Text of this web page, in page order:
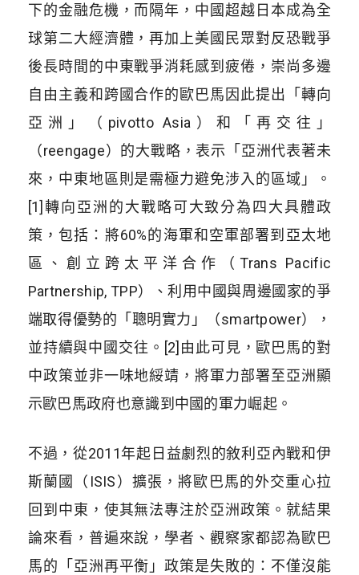
下的金融危機，而隔年，中國超越日本成為全
球第二大經濟體，再加上美國民眾對反恐戰爭
後長時間的中東戰爭消耗感到疲倦，崇尚多邊
自由主義和跨國合作的歐巴馬因此提出「轉向
亞洲」（pivotto Asia）和「再交往」
（reengage）的大戰略，表示「亞洲代表著未
來，中東地區則是需極力避免涉入的區域」。
[1]轉向亞洲的大戰略可大致分為四大具體政
策，包括：將60%的海軍和空軍部署到亞太地
區、創立跨太平洋合作（Trans Pacific
Partnership, TPP）、利用中國與周邊國家的爭
端取得優勢的「聰明實力」（smartpower），
並持續與中國交往。[2]由此可見，歐巴馬的對
中政策並非一味地綏靖，將軍力部署至亞洲顯
示歐巴馬政府也意識到中國的軍力崛起。
不過，從2011年起日益劇烈的敘利亞內戰和伊
斯蘭國（ISIS）擴張，將歐巴馬的外交重心拉
回到中東，使其無法專注於亞洲政策。就結果
論來看，普遍來說，學者、觀察家都認為歐巴
馬的「亞洲再平衡」政策是失敗的：不僅沒能